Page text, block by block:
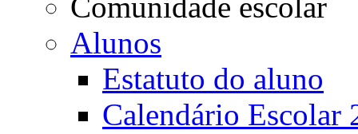
Alunos
Estatuto do aluno
Calendário Escolar